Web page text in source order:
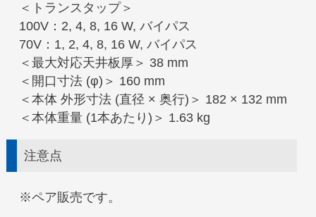
＜トランスタップ＞
100V：2, 4, 8, 16 W, バイパス
70V：1, 2, 4, 8, 16 W, バイパス
＜最大対応天井板厚＞ 38 mm
＜開口寸法 (φ)＞ 160 mm
＜本体 外形寸法 (直径 × 奥行)＞ 182 × 132 mm
＜本体重量 (1本あたり)＞ 1.63 kg
注意点
※ペア販売です。